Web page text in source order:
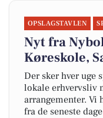
OPSLAGSTAVLEN
Nyt fra
Køreskole,
Der sker hver
lokale erhvervsliv
arrangementer. Vi
fra de seneste dage